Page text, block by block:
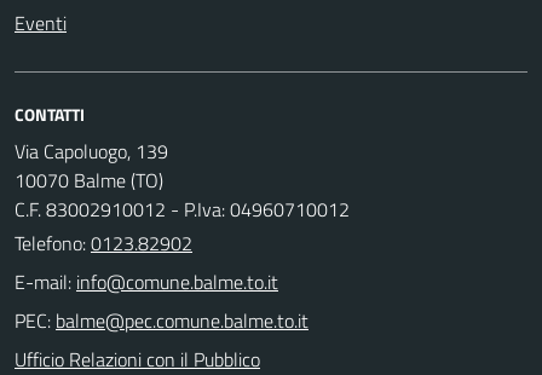
Eventi
CONTATTI
Via Capoluogo, 139
10070 Balme (TO)
C.F. 83002910012 - P.Iva: 04960710012
Telefono:0123.82902
E-mail:
PEC:
Ufficio Relazioni con il Pubblico